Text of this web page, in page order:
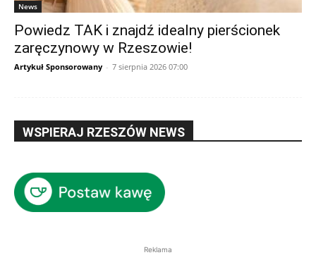
News
Powiedz TAK i znajdź idealny pierścionek
zaręczynowy w Rzeszowie!
Artykuł Sponsorowany - 7 sierpnia 2026 07:00
WSPIERAJ RZESZÓW NEWS
Reklama